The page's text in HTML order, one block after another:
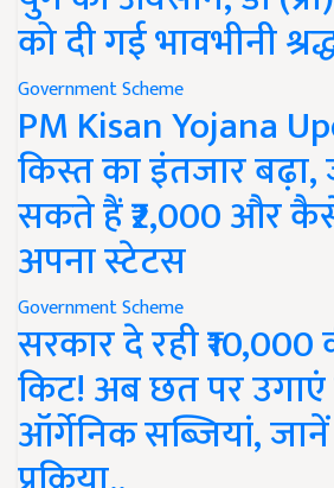
को दी गई भावभीनी
Government Scheme
PM Kisan Yojana
किस्त का इंतजार
सकते हैं ₹2,000 और
अपना स्टेटस
Government Scheme
सरकार दे रही ₹10,000
किट! अब छत पर उगाएं
ऑर्गेनिक सब्जियां,